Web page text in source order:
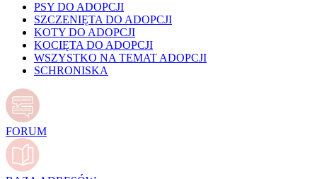
PSY DO ADOPCJI
SZCZENIĘTA DO ADOPCJI
KOTY DO ADOPCJI
KOCIĘTA DO ADOPCJI
WSZYSTKO NA TEMAT ADOPCJI
SCHRONISKA
FORUM